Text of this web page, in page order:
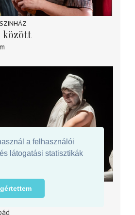
a felhasználói
látogatási statisztikák
között